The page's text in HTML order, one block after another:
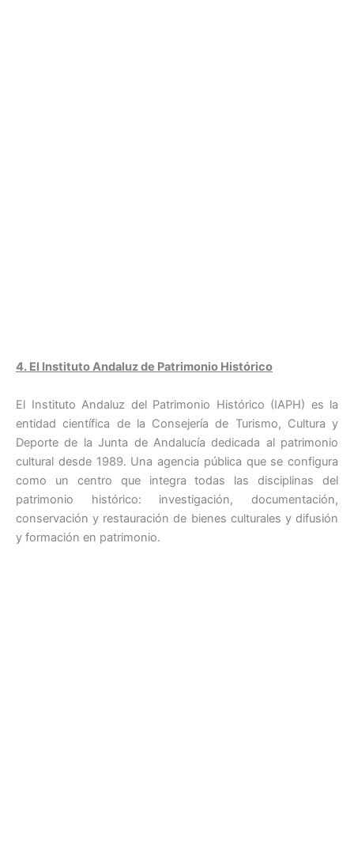
4. El Instituto Andaluz de Patrimonio Histórico
El Instituto Andaluz del Patrimonio Histórico (IAPH) es la
entidad científica de la Consejería de Turismo, Cultura y
Deporte de la Junta de Andalucía dedicada al patrimonio
cultural desde 1989. Una agencia pública que se configura
como un centro que integra todas las disciplinas del
patrimonio histórico: investigación, documentación,
conservación y restauración de bienes culturales y difusión
y formación en patrimonio.